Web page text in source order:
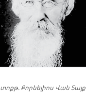
տոքթ. Քորնելիոս Վան Տայք